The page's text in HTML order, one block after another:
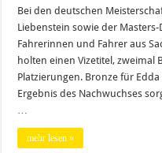
Bei den deutschen
Liebenstein sowie der
Fahrerinnen und Fahrer aus
holten einen Vizetitel, zweimal
Platzierungen. Bronze für
Ergebnis des Nachwuchses
mehr lesen »